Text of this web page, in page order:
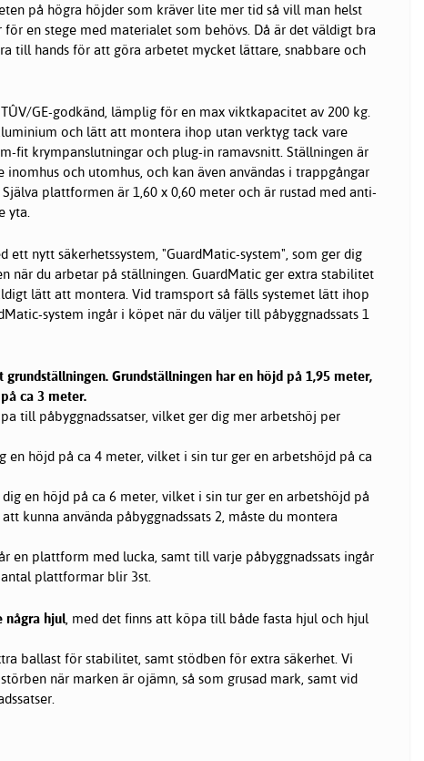
på högra höjder som kräver lite mer tid så vill man helst
en stege med materialet som behövs. Då är det väldigt bra
till hands för att göra arbetet mycket lättare, snabbare och
GE-godkänd, lämplig för en max viktkapacitet av 200 kg.
och lätt att montera ihop utan verktyg tack vare
fit krympanslutningar och plug-in ramavsnitt. Ställningen är
och utomhus, och kan även användas i trappgångar
plattformen är 1,60 x 0,60 meter och är rustad med anti-
yta.
ett nytt säkerhetssystem, "GuardMatic-system", som ger dig
när du arbetar på ställningen. GuardMatic ger extra stabilitet
lätt att montera. Vid tramsport så fälls systemet lätt ihop
system ingår i köpet när du väljer till påbyggnadssats 1
grundställningen. Grundställningen har en höjd på 1,95 meter,
ca 3 meter.
till påbyggnadssatser, vilket ger dig mer arbetshöj per
en höjd på ca 4 meter, vilket i sin tur ger en arbetshöjd på ca
dig en höjd på ca 6 meter, vilket i sin tur ger en arbetshöjd på
kunna använda påbyggnadssats 2, måste du montera
en plattform med lucka, samt till varje påbyggnadssats ingår
plattformar blir 3st.
några hjul, med det finns att köpa till både fasta hjul och hjul
ballast för stabilitet, samt stödben för extra säkerhet. Vi
när marken är ojämn, så som grusad mark, samt vid